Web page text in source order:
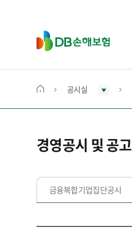
D
B
보
메
으
로
동
공시실
경영공시 및 공고
금융복합기업집단공시